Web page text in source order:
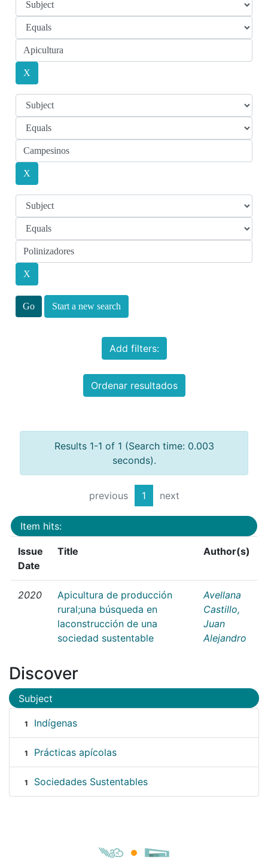
Start a new search
Add filters:
Ordenar resultados
Results 1-1 of 1 (Search time: 0.003
seconds).
previous 1 next
Item hits:
Issue
Date
Title Author(s)
2020
Apicultura de producción
rural;una búsqueda en
laconstrucción de una
sociedad sustentable
Avellana
Castillo,
Juan
Alejandro
Discover
Subject
1 Indígenas
1 Prácticas apícolas
1 Sociedades Sustentables